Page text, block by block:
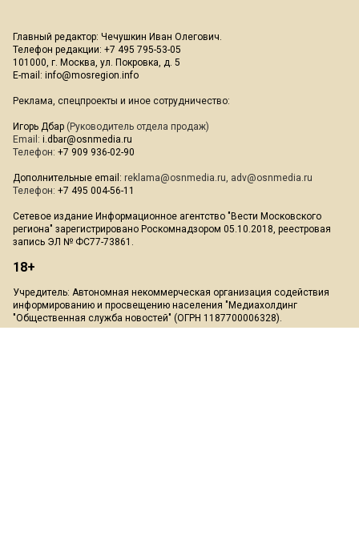
Главный редактор: Чечушкин Иван Олегович.
Телефон редакции: +7 495 795-53-05
101000, г. Москва, ул. Покровка, д. 5
E-mail: info@mosregion.info
Реклама, спецпроекты и иное сотрудничество:
Игорь Дбар (Руководитель отдела продаж)
Email: i.dbar@osnmedia.ru
Телефон: +7 909 936-02-90
Дополнительные email: reklama@osnmedia.ru, adv@osnmedia.ru
Телефон: +7 495 004-56-11
Сетевое издание Информационное агентство "Вести Московского
региона" зарегистрировано Роскомнадзором 05.10.2018, реестровая
запись ЭЛ № ФС77-73861.
18+
Учредитель: Автономная некоммерческая организация содействия
информированию и просвещению населения "Медиахолдинг
"Общественная служба новостей" (ОГРН 1187700006328).